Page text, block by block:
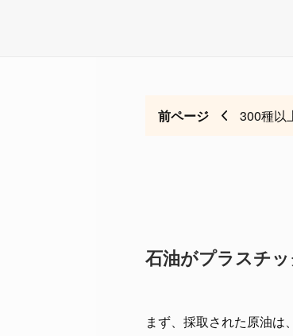
前ページ 300種以
石油がプラスチ
まず、採取された原油は